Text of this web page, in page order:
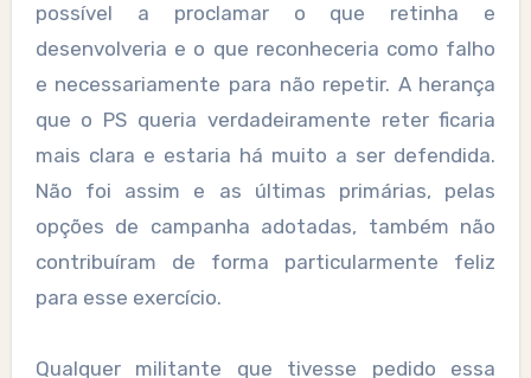
possível a proclamar o que retinha e
desenvolveria e o que reconheceria como falho
e necessariamente para não repetir. A herança
que o PS queria verdadeiramente reter ficaria
mais clara e estaria há muito a ser defendida.
Não foi assim e as últimas primárias, pelas
opções de campanha adotadas, também não
contribuíram de forma particularmente feliz
para esse exercício.
Qualquer militante que tivesse pedido essa